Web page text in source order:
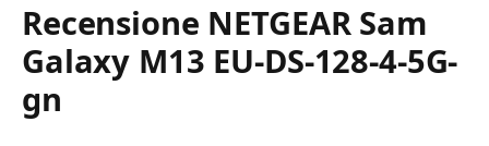
Recensione NETGEAR Sam
Galaxy M13 EU-DS-128-4-5G-
gn